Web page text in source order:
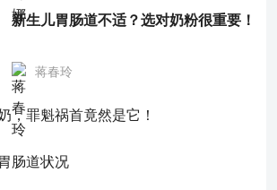
新生儿胃肠道不适？选对奶粉很重要！
蒋春玲
，罪魁祸首竟然是它！
肠道状况